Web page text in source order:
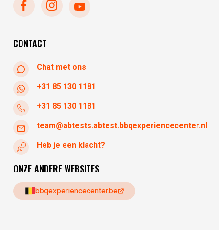
donderdag
vrijdag
CONTACT
Chat met ons
+31 85 130 1181
+31 85 130 1181
team@abtests.abtest.bbqexperiencecenter.nl
Heb je een klacht?
ONZE ANDERE WEBSITES
bbqexperiencecenter.be